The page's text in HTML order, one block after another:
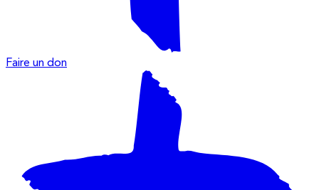
Faire un don